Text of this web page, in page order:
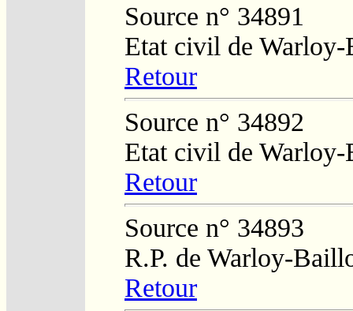
Source n° 34891
Etat civil de
Retour
Source n° 34892
Etat civil de
Retour
Source n° 34893
R.P. de Warloy-
Retour